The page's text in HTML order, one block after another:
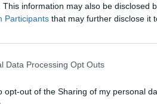
This information may also be disclosed
Participants that may further disclose it
Data Processing Opt Outs
opt-out of the Sharing of my personal
Τιθορέας προς το